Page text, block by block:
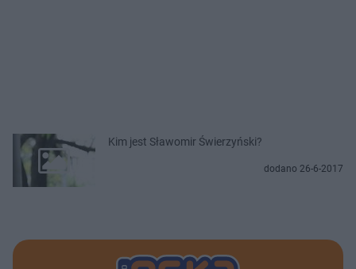
Kim jest Sławomir Świerzyński?
dodano 26-6-2017